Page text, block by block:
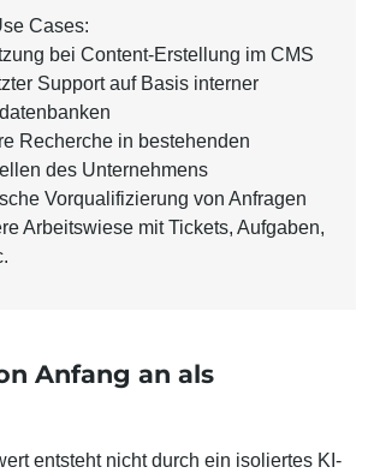
Cases:
bei Content-Erstellung im CMS
Support auf Basis interner
Recherche in bestehenden
des Unternehmens
Vorqualifizierung von Anfragen
Arbeitswiese mit Tickets, Aufgaben,
Anfang an als
entsteht nicht durch ein isoliertes KI-